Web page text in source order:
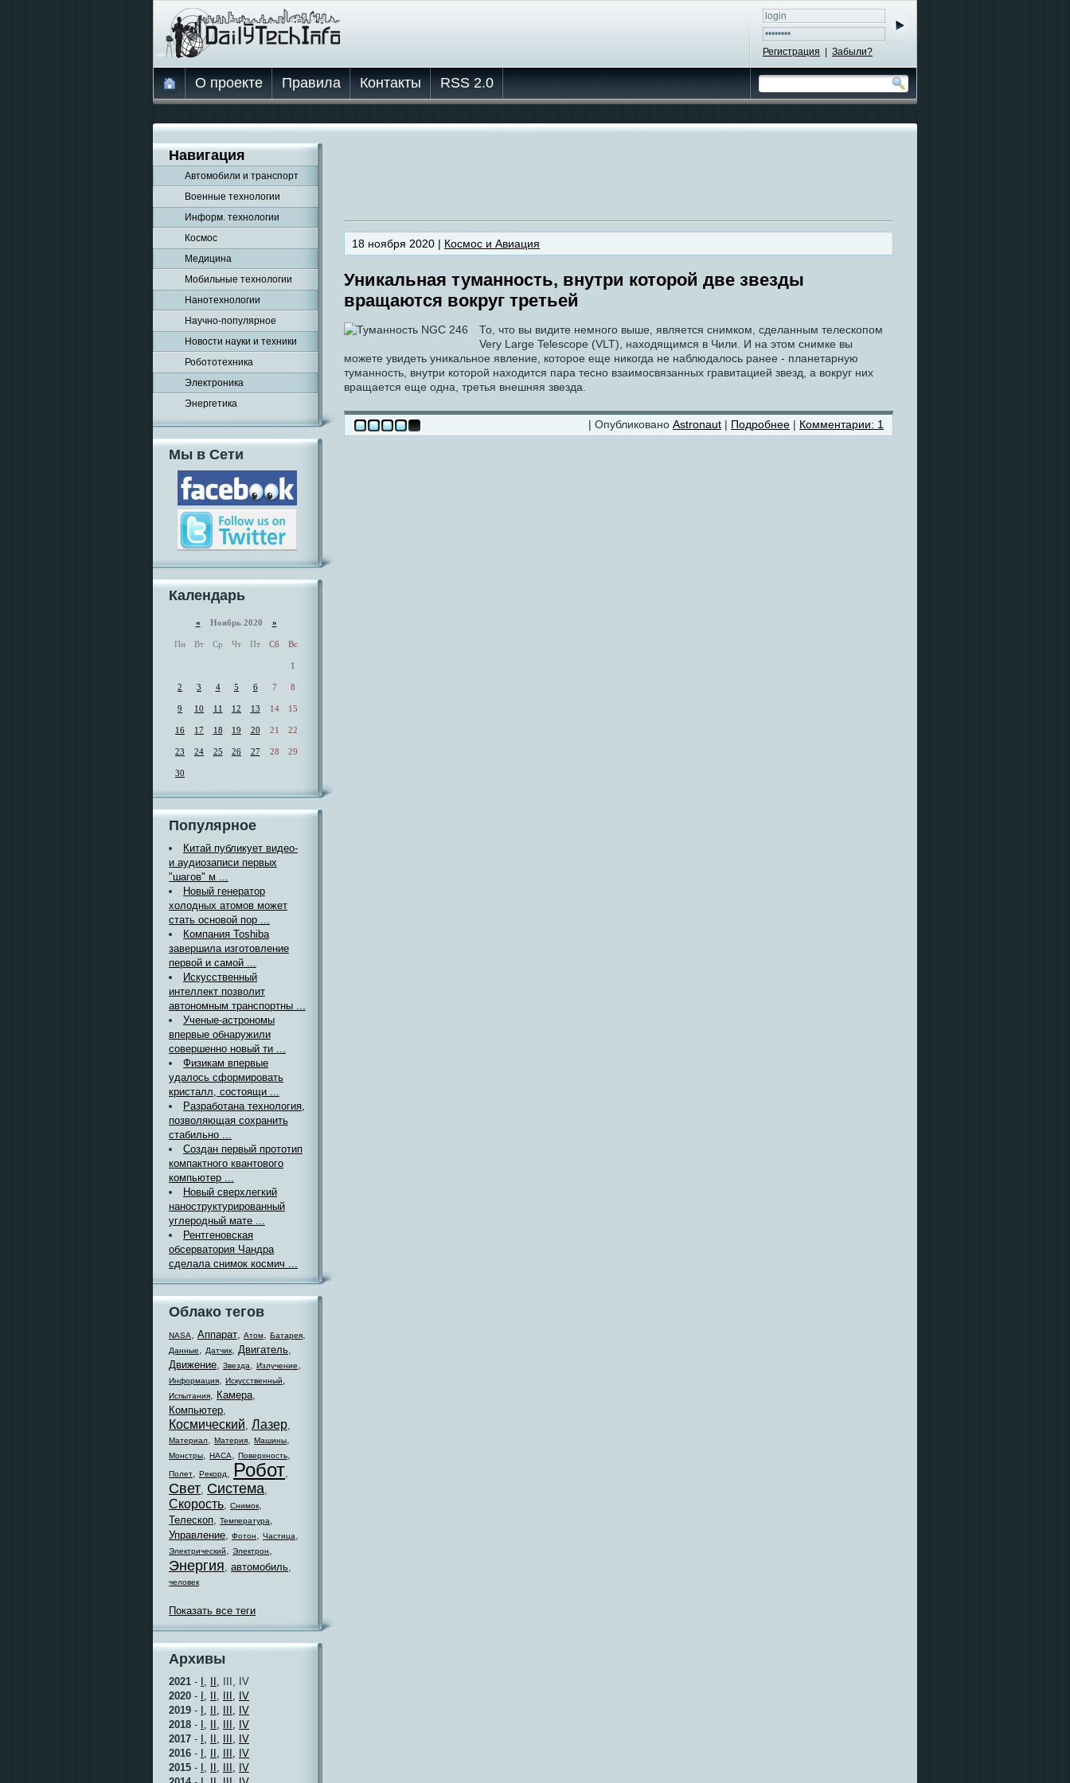
Регистрация Забыли?
О проекте Правила Контакты RSS 2.0
Навигация
Автомобили и транспорт
Военные технологии
Информ. технологии
Космос
Медицина
Мобильные технологии
Нанотехнологии
Научно-популярное
Новости науки и техники
Робототехника
Электроника
Энергетика
Мы в Сети
Календарь
« Ноябрь 2020 »
Пн Вт Ср Чт Пт Сб Вс
1
2 3 4 5 6 7 8
9 10 11 12 13 14 15
16 17 18 19 20 21 22
23 24 25 26 27 28 29
30
Популярное
Китай публикует видео-
и аудиозаписи первых
"шагов" м ...
Новый генератор
холодных атомов может
стать основой пор ...
Компания Toshiba
завершила изготовление
первой и самой ...
Искусственный
интеллект позволит
автономным транспортны ...
Ученые-астрономы
впервые обнаружили
совершенно новый ти ...
Физикам впервые
удалось сформировать
кристалл, состоящи ...
Разработана технология,
позволяющая сохранить
стабильно ...
Создан первый прототип
компактного квантового
компьютер ...
Новый сверхлегкий
наноструктурированный
углеродный мате ...
Рентгеновская
обсерватория Чандра
сделала снимок космич ...
Облако тегов
NASA, Аппарат, Атом, Батарея,
Данные, Датчик, Двигатель,
Движение, Звезда, Излучение,
Информация, Искусственный,
Испытания, Камера,
Компьютер,
Космический, Лазер,
Материал, Материя, Машины,
Монстры, НАСА, Поверхность,
Полет, Рекорд, Робот,
Свет, Система,
Скорость, Снимок,
Телескоп, Температура,
Управление, Фотон, Частица,
Электрический, Электрон,
Энергия, автомобиль,
человек
Показать все теги
Архивы
2021 - I, II, III, IV
2020 - I, II, III, IV
2019 - I, II, III, IV
2018 - I, II, III, IV
2017 - I, II, III, IV
2016 - I, II, III, IV
2015 - I, II, III, IV
18 ноября 2020 | Космос и Авиация
Уникальная туманность, внутри которой две звезды
вращаются вокруг третьей
То, что вы видите немного выше, является снимком, сделанным телескопом
Very Large Telescope (VLT), находящимся в Чили. И на этом снимке вы
можете увидеть уникальное явление, которое еще никогда не наблюдалось ранее - планетарную
туманность, внутри которой находится пара тесно взаимосвязанных гравитацией звезд, а вокруг них
вращается еще одна, третья внешняя звезда.
| Опубликовано Astronaut | Подробнее | Комментарии: 1